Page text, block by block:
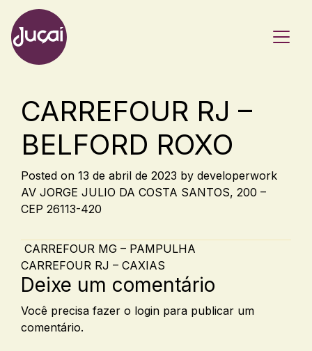
Main Navigation
CARREFOUR RJ –
BELFORD ROXO
Posted on 13 de abril de 2023 by developerwork
AV JORGE JULIO DA COSTA SANTOS, 200 –
CEP 26113-420
Post navigation
CARREFOUR MG – PAMPULHA
CARREFOUR RJ – CAXIAS
Deixe um comentário
Você precisa fazer o login para publicar um
comentário.